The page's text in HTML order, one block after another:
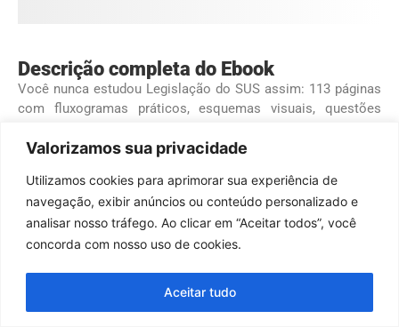
Valorizamos sua privacidade
Utilizamos cookies para aprimorar sua experiência de
navegação, exibir anúncios ou conteúdo personalizado e
analisar nosso tráfego. Ao clicar em “Aceitar todos”, você
concorda com nosso uso de cookies.
Aceitar tudo
Descrição completa do Ebook
Você nunca estudou Legislação do SUS assim: 113 páginas
com fluxogramas práticos, esquemas visuais, questões
Conteúdo direto ao ponto para quem quer resultado real.
© 2024 - TODOS OS DIREITOS RESERVADOS A DESBANCANDO
AS BANCAS.